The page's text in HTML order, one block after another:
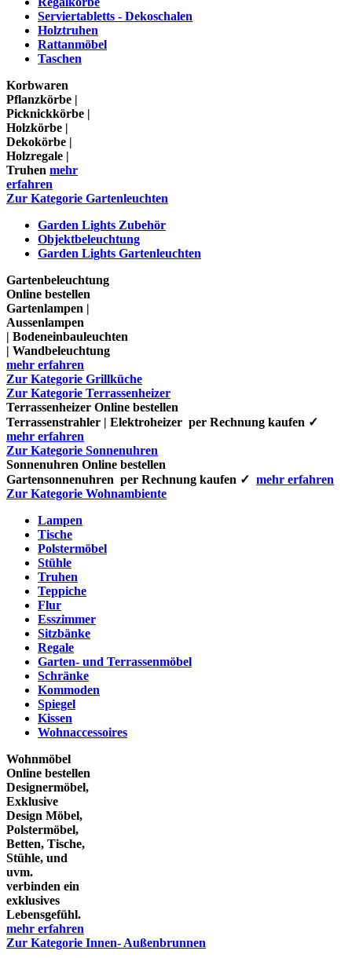
Serviertabletts - Dekoschalen
Holztruhen
Rattanmöbel
Taschen
Korbwaren
Pflanzkörbe |
Picknickkörbe |
Holzkörbe |
Dekokörbe |
Holzregale |
Truhen mehr
erfahren
Zur Kategorie Gartenleuchten
Garden Lights Zubehör
Objektbeleuchtung
Garden Lights Gartenleuchten
Gartenbeleuchtung
Online bestellen
Gartenlampen |
Aussenlampen
| Bodeneinbauleuchten
| Wandbeleuchtung
mehr erfahren
Zur Kategorie Grillküche
Zur Kategorie Terrassenheizer
Terrassenheizer Online bestellen
Terrassenstrahler | Elektroheizer per Rechnung kaufen ✓
mehr erfahren
Zur Kategorie Sonnenuhren
Sonnenuhren Online bestellen
Gartensonnenuhren per Rechnung kaufen ✓ mehr erfahren
Zur Kategorie Wohnambiente
Lampen
Tische
Polstermöbel
Stühle
Truhen
Teppiche
Flur
Esszimmer
Sitzbänke
Regale
Garten- und Terrassenmöbel
Schränke
Kommoden
Spiegel
Kissen
Wohnaccessoires
Wohnmöbel
Online bestellen
Designermöbel,
Exklusive
Design Möbel,
Polstermöbel,
Betten, Tische,
Stühle, und
uvm.
verbinden ein
exklusives
Lebensgefühl.
mehr erfahren
Zur Kategorie Innen- Außenbrunnen